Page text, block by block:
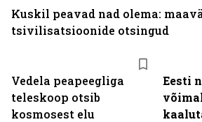
Vedela peapeegliga
teleskoop otsib
kosmosest elu
Eesti
Kuskil peavad nad olema:
tsivilisatsioonide otsingud